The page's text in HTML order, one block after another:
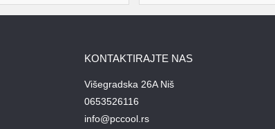
KONTAKTIRAJTE NAS
Višegradska 26A Niš
0653526116
info@pccool.rs